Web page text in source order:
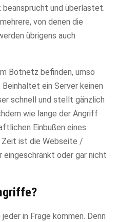
beansprucht und überlastet.
von denen die
übrigens auch
Botnetz befinden, umso
ein Server keinen
schnell und stellt gänzlich
wie lange der Angriff
Einbußen eines
Zeit ist die Webseite /
eingeschränkt oder gar nicht
in Frage kommen. Denn